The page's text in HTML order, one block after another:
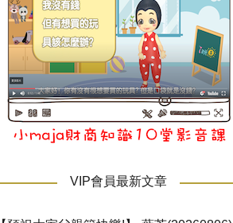
VIP會員最新文章